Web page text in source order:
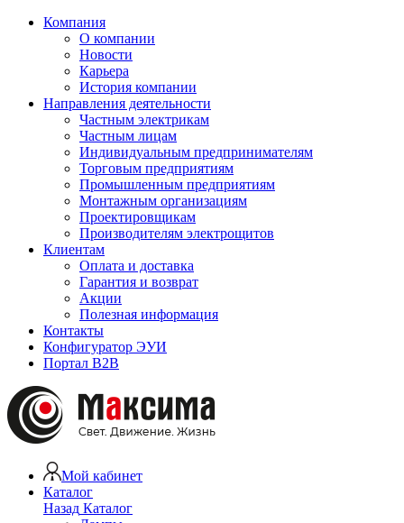
Компания
О компании
Новости
Карьера
История компании
Направления деятельности
Частным электрикам
Частным лицам
Индивидуальным предпринимателям
Торговым предприятиям
Промышленным предприятиям
Монтажным организациям
Проектировщикам
Производителям электрощитов
Клиентам
Оплата и доставка
Гарантия и возврат
Акции
Полезная информация
Контакты
Конфигуратор ЭУИ
Портал B2B
Мой кабинет
Каталог
Назад Каталог